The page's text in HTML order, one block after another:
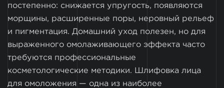
постепенно: снижается упругость, появляются
морщины, расширенные поры, неровный рельеф
и пигментация. Домашний уход полезен, но для
выраженного омолаживающего эффекта часто
требуются профессиональные
косметологические методики. Шлифовка лица
для омоложения — одна из наиболее